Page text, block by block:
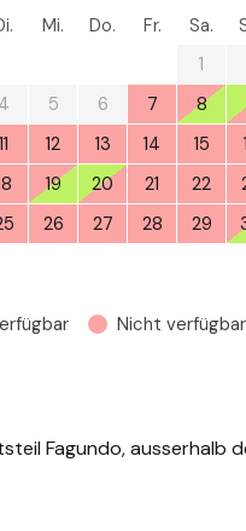
Mi. Do. Fr. Sa.
1
4 5 6 7 8
11 12 13 14 15
19 20 21 22
26 27 28 29
Nicht verfügbar
Fagundo, ausserhalb